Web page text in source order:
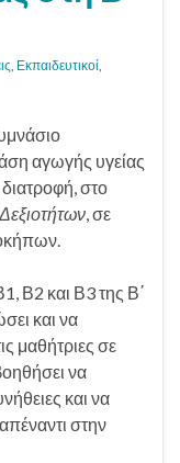
, Εκπαιδευτικοί,
αγωγής υγείας
στο
, σε
Β2 και Β3 της Β΄
και να
μαθήτριες σε
να
και να
στην